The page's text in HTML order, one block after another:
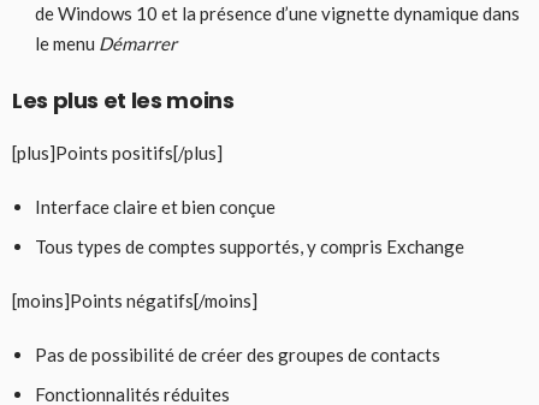
de Windows 10 et la présence d’une vignette dynamique dans
le menu Démarrer
Les plus et les moins
[plus]Points positifs[/plus]
Interface claire et bien conçue
Tous types de comptes supportés, y compris Exchange
[moins]Points négatifs[/moins]
Pas de possibilité de créer des groupes de contacts
Fonctionnalités réduites